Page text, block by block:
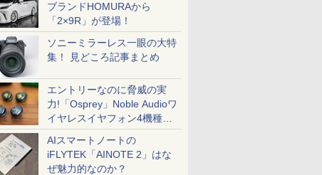
ブランドHOMURAから
「2×9R」が登場！
ソニーミラーレス一眼の大特
集！ 見どころ記事まとめ
エントリーなのに脅威の実
力!「Osprey」Noble Audioワ
イヤレスイヤフォン4機種を
一気に聴く
AIスマートノートの
iFLYTEK「AINOTE 2」はな
ぜ魅力的なのか？